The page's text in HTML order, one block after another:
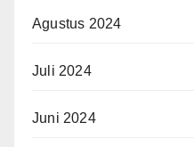
Agustus 2024
Juli 2024
Juni 2024